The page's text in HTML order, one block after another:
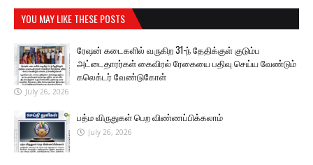
YOU MAY LIKE THESE POSTS
ரேஷன் கடைகளில் வருகிற 31-ந் தேதிக்குள் குடும்ப
அட்டைதாரர்கள் கைவிரல் ரேகையை பதிவு செய்ய வேண்டும்
கலெக்டர் வேண்டுகோள்
July 26, 2026
பத்ம விருதுகள் பெற விண்ணப்பிக்கலாம்
July 26, 2026